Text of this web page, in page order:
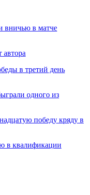
вничью в матче
автора
в третий день
одного из
победу кряду в
в квалификации